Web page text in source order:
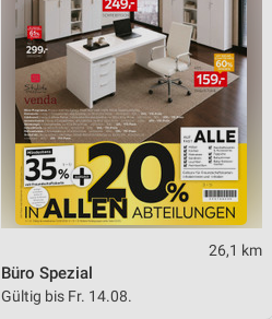
26,1 km
Büro Spezial
Gültig bis Fr. 14.08.